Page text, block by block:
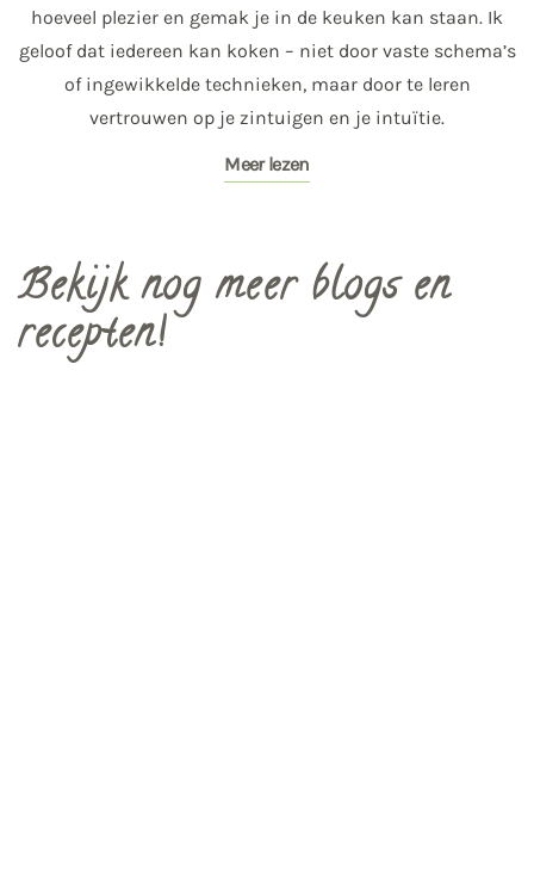
hoeveel plezier en gemak je in de keuken kan staan. Ik
geloof dat iedereen kan koken – niet door vaste schema’s
of ingewikkelde technieken, maar door te leren
vertrouwen op je zintuigen en je intuïtie.
Meer lezen
Bekijk nog meer blogs en
recepten!